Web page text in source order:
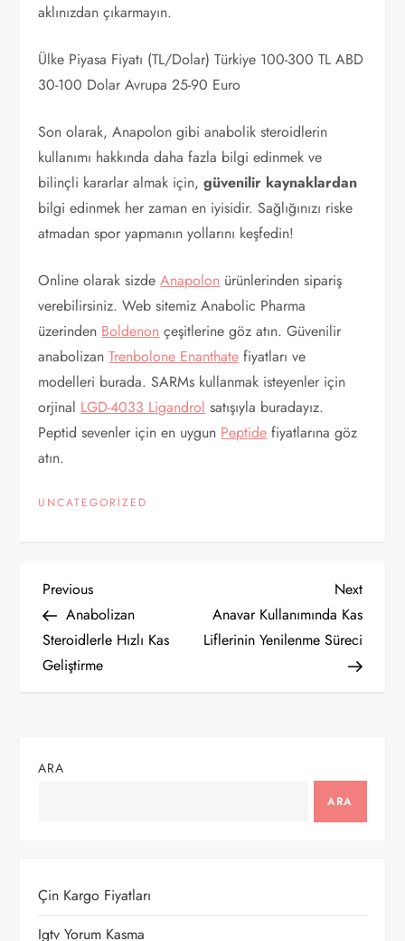
aklınızdan çıkarmayın.
Ülke Piyasa Fiyatı (TL/Dolar) Türkiye 100-300 TL ABD
30-100 Dolar Avrupa 25-90 Euro
Son olarak, Anapolon gibi anabolik steroidlerin
kullanımı hakkında daha fazla bilgi edinmek ve
bilinçli kararlar almak için,güvenilir kaynaklardan
bilgi edinmek her zaman en iyisidir. Sağlığınızı riske
atmadan spor yapmanın yollarını keşfedin!
Online olarak sizdeAnapolon ürünlerinden sipariş
verebilirsiniz. Web sitemiz Anabolic Pharma
üzerinden Boldenon çeşitlerine göz atın. Güvenilir
anabolizanTrenbolone Enanthate fiyatları ve
modelleri burada. SARMs kullanmak isteyenler için
orjinal LGD-4033 Ligandrol satışıyla buradayız.
Peptid sevenler için en uygun Peptide fiyatlarına göz
atın.
UNCATEGORIZED
Y
a
z
g
i
Previous
Post
Previous
Anabolizan
Steroidlerle Hızlı Kas
Geliştirme
Next
Post
Next
Anavar Kullanımında Kas
Liflerinin Yenilenme Süreci
ARA
ARA
Çin Kargo Fiyatları
Igtv Yorum Kasma